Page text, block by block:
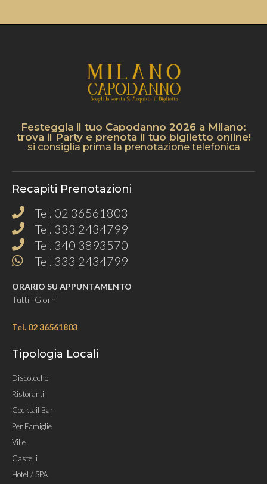
Festeggia il tuo Capodanno 2026 a Milano:
trova il Party e prenota il tuo biglietto online!
si consiglia prima la prenotazione telefonica
Recapiti Prenotazioni
Tel. 02 36561803
Tel. 333 2434799
Tel. 340 3893570
Tel. 333 2434799
ORARIO SU APPUNTAMENTO
Tutti i Giorni
Tel. 02 36561803
Tipologia Locali
Discoteche
Ristoranti
Cocktail Bar
Per Famiglie
Ville
Castelli
Hotel / SPA